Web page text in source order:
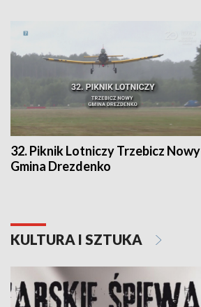
32. Piknik Lotniczy Trzebicz Nowy
Gmina Drezdenko
KULTURA I SZTUKA